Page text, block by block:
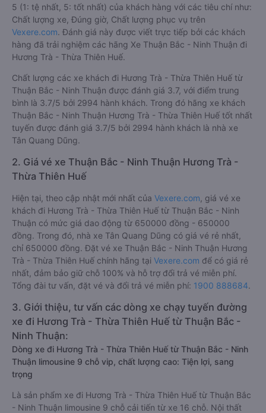
5 (1: tệ nhất, 5: tốt nhất) của khách hàng với các tiêu chí như:
Chất lượng xe, Đúng giờ, Chất lượng phục vụ trên
Vexere.com. Đánh giá này được viết trực tiếp bởi các khách
hàng đã trải nghiệm các hãng Xe Thuận Bắc - Ninh Thuận đi
Hương Trà - Thừa Thiên Huế.
Chất lượng các xe khách đi Hương Trà - Thừa Thiên Huế từ
Thuận Bắc - Ninh Thuận được đánh giá 3.7, với điểm trung
bình là 3.7/5 bởi 2994 hành khách. Trong đó hãng xe khách
Thuận Bắc - Ninh Thuận Hương Trà - Thừa Thiên Huế tốt nhất
tuyến được đánh giá 3.7/5 bởi 2994 hành khách là nhà xe
Tân Quang Dũng.
2. Giá vé xe Thuận Bắc - Ninh Thuận Hương Trà -
Thừa Thiên Huế
Hiện tại, theo cập nhật mới nhất của Vexere.com , giá vé xe
khách đi Hương Trà - Thừa Thiên Huế từ Thuận Bắc - Ninh
Thuận có mức giá dao động từ 650000 đồng - 650000
đồng. Trong đó, nhà xe Tân Quang Dũng có giá vé rẻ nhất,
chỉ 650000 đồng. Đặt vé xe Thuận Bắc - Ninh Thuận Hương
Trà - Thừa Thiên Huế chính hãng tại Vexere.com để có giá rẻ
nhất, đảm bảo giữ chỗ 100% và hỗ trợ đổi trả vé miễn phí.
Tổng đài tư vấn, đặt vé và đổi trả vé miễn phí: 1900 888684.
3. Giới thiệu, tư vấn các dòng xe chạy tuyến đường
xe đi Hương Trà - Thừa Thiên Huế từ Thuận Bắc -
Ninh Thuận:
Dòng xe đi Hương Trà - Thừa Thiên Huế từ Thuận Bắc - Ninh
Thuận limousine 9 chỗ vip, chất lượng cao: Tiện lợi, sang
trọng
Là sản phẩm xe đi Hương Trà - Thừa Thiên Huế từ Thuận Bắc
- Ninh Thuận limousine 9 chỗ cải tiến từ xe 16 chỗ. Nội thất